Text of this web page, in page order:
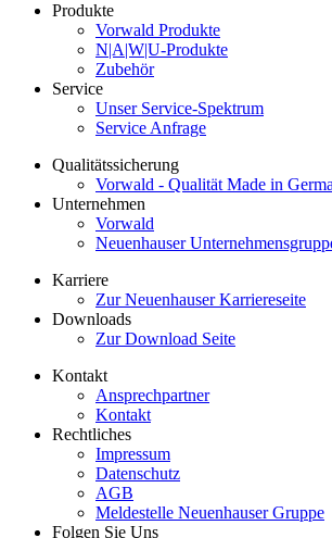
Produkte
Vorwald Produkte
N|A|W|U-Produkte
Zubehör
Service
Unser Service-Spektrum
Service Anfrage
Qualitätssicherung
Vorwald - Qualität Made in
Unternehmen
Vorwald
Neuenhauser
Karriere
Zur Neuenhauser Karriereseite
Downloads
Zur Download Seite
Kontakt
Ansprechpartner
Kontakt
Rechtliches
Impressum
Datenschutz
AGB
Meldestelle Neuenhauser Gruppe
Folgen Sie Uns